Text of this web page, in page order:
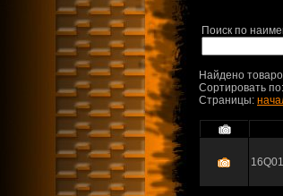
Поиск по
Найдено
Сортировать
Страницы: